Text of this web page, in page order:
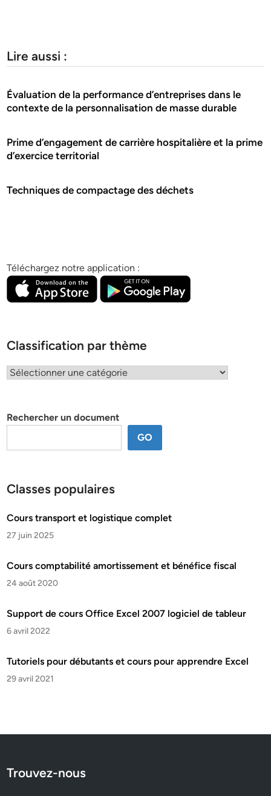
Lire aussi :
Évaluation de la performance d’entreprises dans le
contexte de la personnalisation de masse durable
Prime d’engagement de carrière hospitalière et la prime
d’exercice territorial
Techniques de compactage des déchets
Téléchargez notre application :
Classification par thème
Classification
Rechercher un document
GO
Classes populaires
Cours transport et logistique complet
27 juin 2025
Cours comptabilité amortissement et bénéfice fiscal
24 août 2020
Support de cours Office Excel 2007 logiciel de tableur
6 avril 2022
Tutoriels pour débutants et cours pour apprendre Excel
29 avril 2021
Trouvez-nous